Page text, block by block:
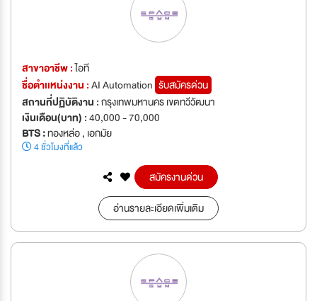
สาขาอาชีพ :ไอที
ชื่อตำเเหน่งงาน :AI Automation รับสมัครด่วน
สถานที่ปฏิบัติงาน :กรุงเทพมหานคร เขตทวีวัฒนา
เงินเดือน(บาท) :40,000 - 70,000
BTS :ทองหล่อ , เอกมัย
4 ชั่วโมงที่แล้ว
สมัครงานด่วน
อ่านรายละเอียดเพิ่มเติม